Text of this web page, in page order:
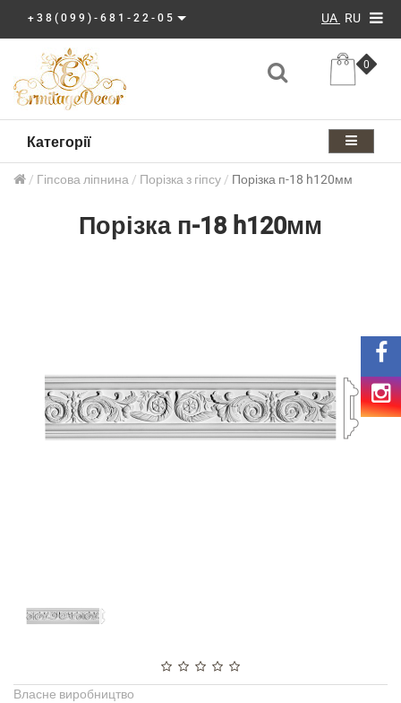
+38(099)-681-22-05 UA RU
0
Категорії
Гіпсова ліпнина Порізка з гіпсу Порізка п-18 h120мм
Порізка п-18 h120мм
Власне виробництво